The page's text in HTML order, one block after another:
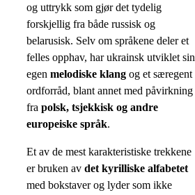
og uttrykk som gjør det tydelig
forskjellig fra både russisk og
belarusisk. Selv om språkene deler et
felles opphav, har ukrainsk utviklet sin
egen melodiske klang og et særegent
ordforråd, blant annet med påvirkning
fra polsk, tsjekkisk og andre
europeiske språk.
Et av de mest karakteristiske trekkene
er bruken av det kyrilliske alfabetet
med bokstaver og lyder som ikke